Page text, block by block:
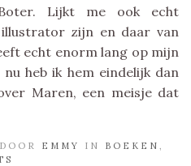
Lijkt me ook echt
zijn en daar van
echt enorm lang op mijn
heb ik hem eindelijk dan
Maren, een meisje dat
EMMY IN BOEKEN